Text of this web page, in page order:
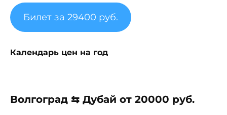
Билет за 29400 руб.
Календарь цен на год
Волгоград ⇆ Дубай от 20000 руб.